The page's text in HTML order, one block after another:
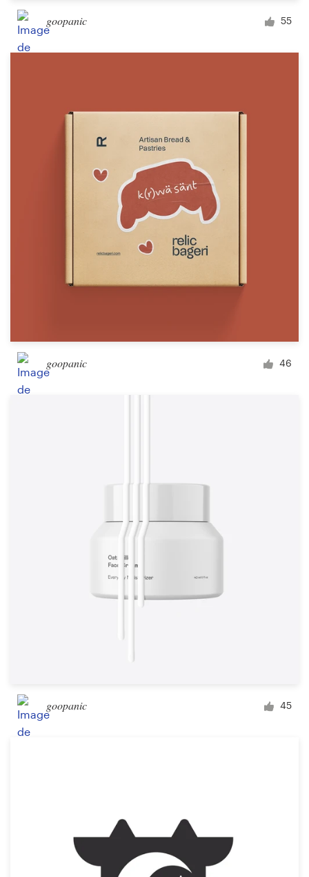
goopanic 55
goopanic 46
goopanic 45